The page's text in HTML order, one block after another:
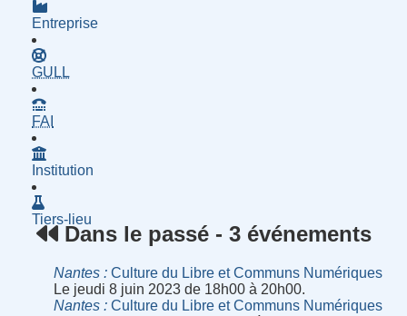
Entreprise
GULL
FAI
Institution
Tiers-lieu
Dans le passé - 3 événements
Nantes
Culture du Libre et Communs Numériques
Le jeudi 8 juin 2023 de 18h00 à 20h00.
Nantes
Culture du Libre et Communs Numériques